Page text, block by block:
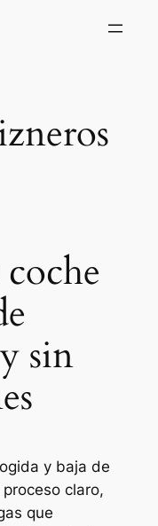
sin
y baja de
claro,
que